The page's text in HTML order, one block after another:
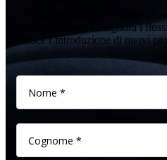
Dedicateci 60 minuti e scoprite
operazioni aziendali, migliora i
favorisce l’introduzione di nuovi